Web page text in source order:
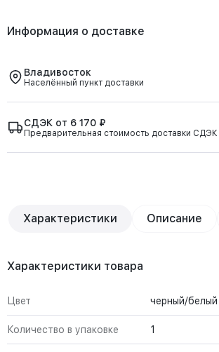
Информация о доставке
Владивосток
Населённый пункт доставки
СДЭК от 6 170 ₽
Предварительная стоимость доставки СДЭК
Характеристики Описание
Характеристики товара
Цвет черный/белый
Количество в упаковке 1